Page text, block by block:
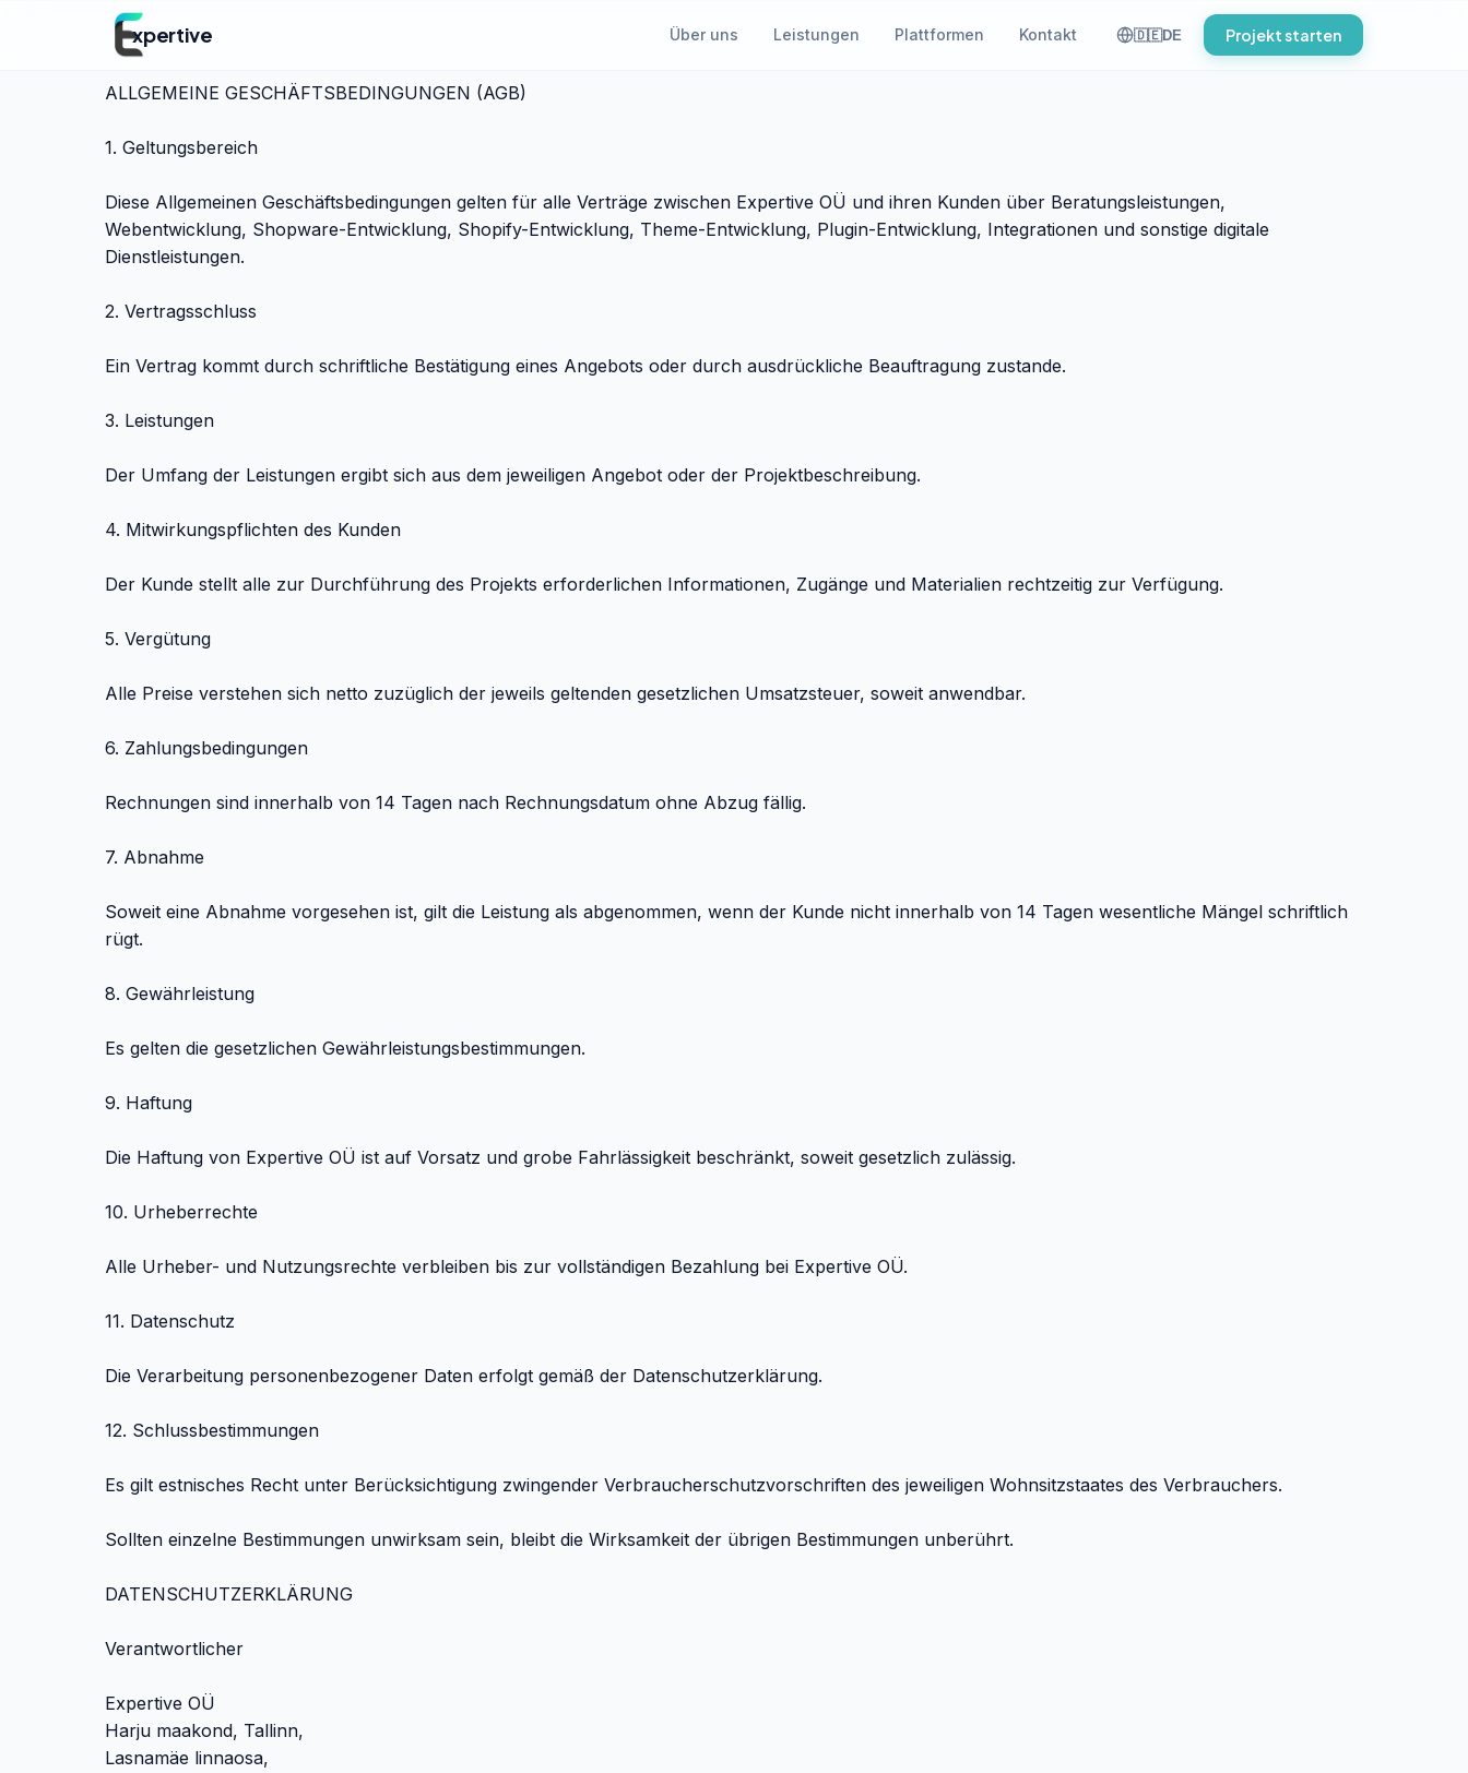
xpertive Über uns Leistungen Plattformen Kontakt 🇩🇪DE Projekt starten
ALLGEMEINE GESCHÄFTSBEDINGUNGEN (AGB)
1. Geltungsbereich
Diese Allgemeinen Geschäftsbedingungen gelten für alle Verträge zwischen Expertive OÜ und ihren Kunden über Beratungsleistungen,
Webentwicklung, Shopware-Entwicklung, Shopify-Entwicklung, Theme-Entwicklung, Plugin-Entwicklung, Integrationen und sonstige digitale
Dienstleistungen.
2. Vertragsschluss
Ein Vertrag kommt durch schriftliche Bestätigung eines Angebots oder durch ausdrückliche Beauftragung zustande.
3. Leistungen
Der Umfang der Leistungen ergibt sich aus dem jeweiligen Angebot oder der Projektbeschreibung.
4. Mitwirkungspflichten des Kunden
Der Kunde stellt alle zur Durchführung des Projekts erforderlichen Informationen, Zugänge und Materialien rechtzeitig zur Verfügung.
5. Vergütung
Alle Preise verstehen sich netto zuzüglich der jeweils geltenden gesetzlichen Umsatzsteuer, soweit anwendbar.
6. Zahlungsbedingungen
Rechnungen sind innerhalb von 14 Tagen nach Rechnungsdatum ohne Abzug fällig.
7. Abnahme
Soweit eine Abnahme vorgesehen ist, gilt die Leistung als abgenommen, wenn der Kunde nicht innerhalb von 14 Tagen wesentliche Mängel schriftlich
rügt.
8. Gewährleistung
Es gelten die gesetzlichen Gewährleistungsbestimmungen.
9. Haftung
Die Haftung von Expertive OÜ ist auf Vorsatz und grobe Fahrlässigkeit beschränkt, soweit gesetzlich zulässig.
10. Urheberrechte
Alle Urheber- und Nutzungsrechte verbleiben bis zur vollständigen Bezahlung bei Expertive OÜ.
11. Datenschutz
Die Verarbeitung personenbezogener Daten erfolgt gemäß der Datenschutzerklärung.
12. Schlussbestimmungen
Es gilt estnisches Recht unter Berücksichtigung zwingender Verbraucherschutzvorschriften des jeweiligen Wohnsitzstaates des Verbrauchers.
Sollten einzelne Bestimmungen unwirksam sein, bleibt die Wirksamkeit der übrigen Bestimmungen unberührt.
DATENSCHUTZERKLÄRUNG
Verantwortlicher
Expertive OÜ
Harju maakond, Tallinn,
Lasnamäe linnaosa,